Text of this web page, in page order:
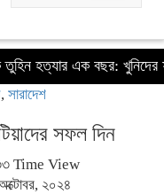
তুহিন হত্যার এক বছর: খুনিদের
, সারাদেশ
সফল দিন
Time View
২০২৪